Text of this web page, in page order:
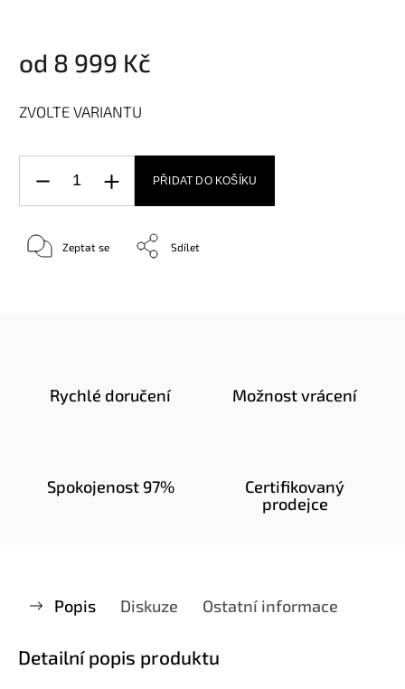
od 8 999 Kč
ZVOLTE VARIANTU
PŘIDAT DO KOŠÍKU
Zeptat se Sdílet
Rychlé doručení Možnost vrácení
Spokojenost 97%
Certifikovaný
prodejce
Popis Diskuze Ostatní informace
Detailní popis produktu